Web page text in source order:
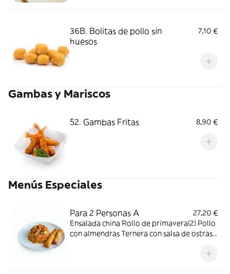
36B. Bolitas de pollo sin
huesos
7,10 €
Gambas y Mariscos
52. Gambas Fritas 8,90 €
Menús Especiales
Para 2 Personas A
27,20 €
Ensalada china Rollo de primavera(2) Pollo
con almendras Ternera con salsa de ostras